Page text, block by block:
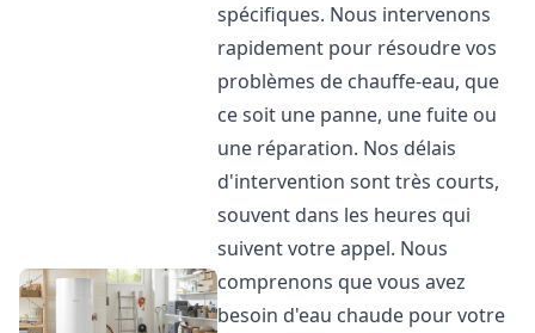
spécifiques. Nous intervenons
rapidement pour résoudre vos
problèmes de chauffe-eau, que
ce soit une panne, une fuite ou
une réparation. Nos délais
d'intervention sont très courts,
souvent dans les heures qui
suivent votre appel. Nous
comprenons que vous avez
besoin d'eau chaude pour votre